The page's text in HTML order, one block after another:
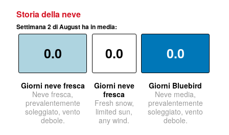
Storia della neve
Settimana 2 di August ha in media:
0.0
Giorni neve fresca
Neve fresca,
prevalentemente
soleggiato, vento
debole.
0.0
Giorni neve
fresca
Fresh snow,
limited sun,
any wind.
0.0
Giorni Bluebird
Neve media,
prevalentemente
soleggiato, vento
debole.